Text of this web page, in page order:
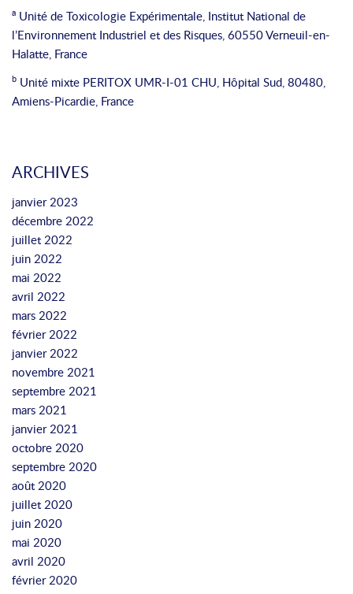
a Unité de Toxicologie Expérimentale, Institut National de
l’Environnement Industriel et des Risques, 60550 Verneuil-en-
Halatte, France
b Unité mixte PERITOX UMR-I-01 CHU, Hôpital Sud, 80480,
Amiens-Picardie, France
ARCHIVES
janvier 2023
décembre 2022
juillet 2022
juin 2022
mai 2022
avril 2022
mars 2022
février 2022
janvier 2022
novembre 2021
septembre 2021
mars 2021
janvier 2021
octobre 2020
septembre 2020
août 2020
juillet 2020
juin 2020
mai 2020
avril 2020
février 2020